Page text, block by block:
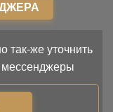
так-же уточнить